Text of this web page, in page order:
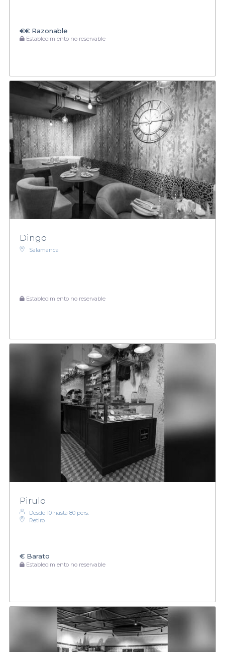
€€ Razonable
Establecimiento no reservable
Dingo
Salamanca
Establecimiento no reservable
Pirulo
Desde 10 hasta 80 pers.
Retiro
€ Barato
Establecimiento no reservable